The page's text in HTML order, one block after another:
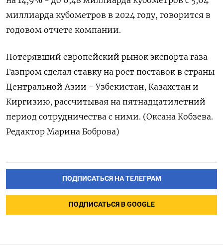
миллиарда кубометров ‌в 2024 ​году, говорится в
‌годовом отчете компании.
Потерявший европейский ​рынок ​экспорта ‌газа
Газпром сделал ставку ​на рост поставок в страны
Центральной Азии - Узбекистан, Казахстан ​и
⁠Киргизию, рассчитывая на ‌пятнадцатилетний
период сотрудничества ‌с ними. (Оксана Кобзева. ​
Редактор Марина ‌Боброва)
ПОДПИСАТЬСЯ НА ТЕЛЕГРАМ
ПОДПИСАТЬСЯ В GOOGLE